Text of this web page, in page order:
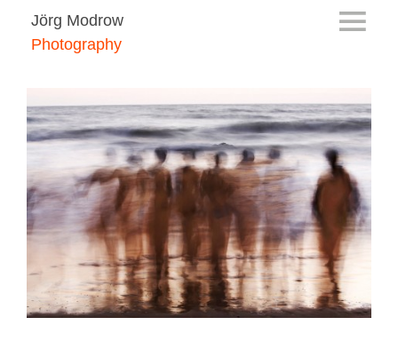
Jörg Modrow
Photography